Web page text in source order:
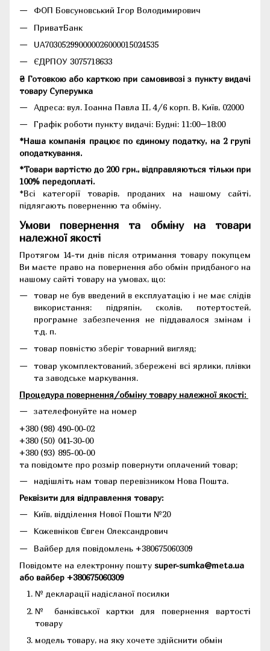
ФОП Бовсуновський Ігор Володимирович
ПриватБанк
UA703052990000026000015024535
ЄДРПОУ 3075718633
₴ Готовкою або карткою при самовивозі з пункту видачі
товару Суперумка
Адреса: вул. Іоанна Павла II, 4/6 корп. В, Київ, 02000
Графік роботи пункту видачі: Будні: 11:00–18:00
*Наша компанія працює по єдиному податку, на 2 групі
оподаткування.
*Товари вартістю до 200 грн., відправляються тільки при
100% передоплаті.
*Всі категорії товарів, проданих на нашому сайті,
підлягають поверненню та обміну.
Умови повернення та обміну на товари
належної якості
Протягом 14-ти днів після отримання товару покупцем
Ви маєте право на повернення або обмін придбаного на
нашому сайті товару на умовах, що:
товар не був введений в експлуатацію і не має слідів
використання: підряпін, сколів, потертостей,
програмне забезпечення не піддавалося змінам і
т.д. п.
товар повністю зберіг товарний вигляд;
товар укомплектований, збережені всі ярлики, плівки
та заводське маркування.
Процедура повернення/обміну товару належної якості:
зателефонуйте на номер
+380 (98) 490-00-02
+380 (50) 041-30-00
+380 (93) 895-00-00
та повідомте про розмір повернути оплачений товар;
надішліть нам товар перевізником Нова Пошта.
Реквізити для відправлення товару:
Київ, відділення Нової Пошти №20
Кожевніков Євген Олександрович
Вайбер для повідомлень +380675060309
Повідомте на електронну пошту super-sumka@meta.ua
або вайбер +380675060309
№ декларації надісланої посилки
№ банківської картки для повернення вартості
товару
модель товару, на яку хочете здійснити обмін